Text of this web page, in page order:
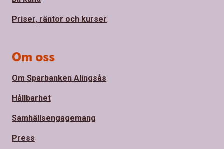
Priser, räntor och kurser
Om oss
Om Sparbanken Alingsås
Hållbarhet
Samhällsengagemang
Press